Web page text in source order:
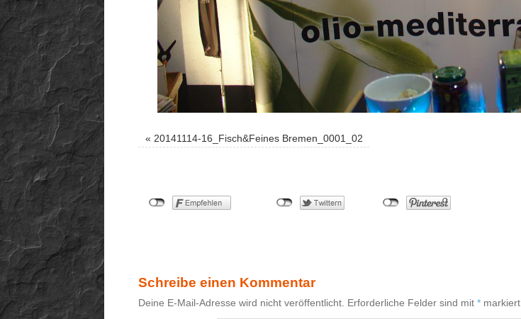
« 20141114-16_Fisch&Feines Bremen_0001_02
Schreibe einen Kommentar
Deine E-Mail-Adresse wird nicht veröffentlicht. Erforderliche Felder sind mit * markiert